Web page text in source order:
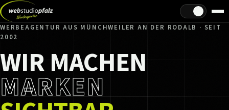
Hell/Dunkel
WERBEAGENTUR AUS MÜNCHWEILER AN DER RODALB · SEIT
2002
WIR MACHEN
MARKEN